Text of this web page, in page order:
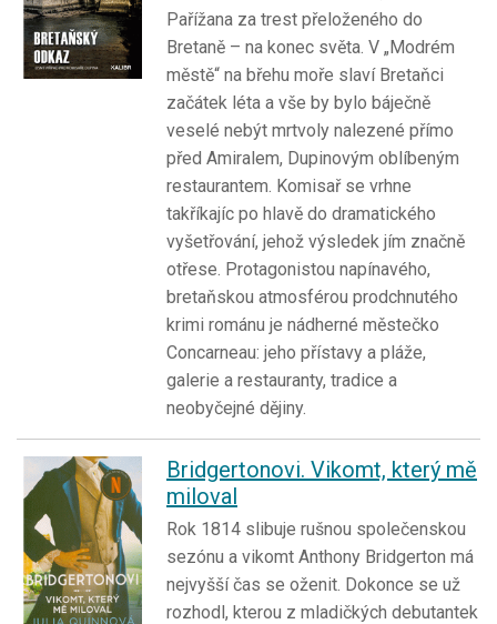
Pařížana za trest přeloženého do
Bretaně – na konec světa. V „Modrém
městě“ na břehu moře slaví Bretaňci
začátek léta a vše by bylo báječně
veselé nebýt mrtvoly nalezené přímo
před Amiralem, Dupinovým oblíbeným
restaurantem. Komisař se vrhne
takříkajíc po hlavě do dramatického
vyšetřování, jehož výsledek jím značně
otřese. Protagonistou napínavého,
bretaňskou atmosférou prodchnutého
krimi románu je nádherné městečko
Concarneau: jeho přístavy a pláže,
galerie a restauranty, tradice a
neobyčejné dějiny.
Bridgertonovi. Vikomt, který mě
miloval
Rok 1814 slibuje rušnou společenskou
sezónu a vikomt Anthony Bridgerton má
nejvyšší čas se oženit. Dokonce se už
rozhodl, kterou z mladičkých debutantek